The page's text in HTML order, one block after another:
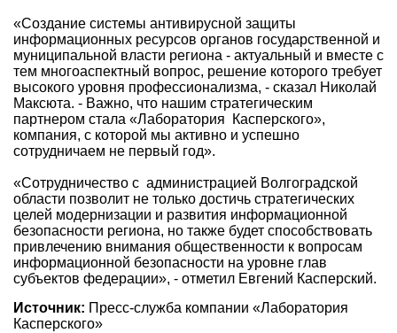
«Создание системы антивирусной защиты
информационных ресурсов органов государственной и
муниципальной власти региона - актуальный и вместе с
тем многоаспектный вопрос, решение которого требует
высокого уровня профессионализма, - сказал Николай
Максюта. - Важно, что нашим стратегическим
партнером стала «Лаборатория Касперского»,
компания, с которой мы активно и успешно
сотрудничаем не первый год».
«Сотрудничество с администрацией Волгоградской
области позволит не только достичь стратегических
целей модернизации и развития информационной
безопасности региона, но также будет способствовать
привлечению внимания общественности к вопросам
информационной безопасности на уровне глав
субъектов федерации», - отметил Евгений Касперский.
Источник: Пресс-служба компании «Лаборатория
Касперского»